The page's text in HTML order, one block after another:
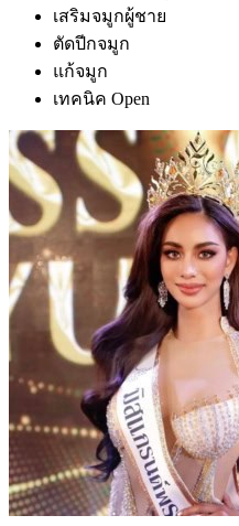
เสริมจมูกผู้ชาย
ตัดปีกจมูก
แก้จมูก
เทคนิค Open